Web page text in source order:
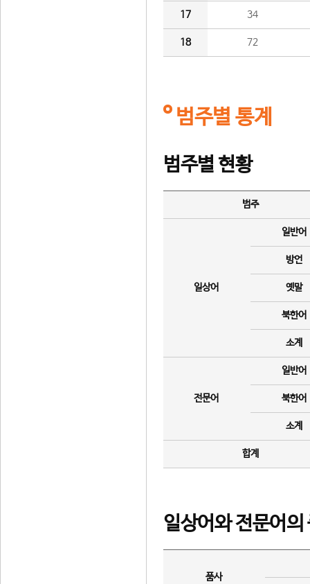
17 34
18 72
범주별 통계
범주별 현황
범주
일상어
일반어
방언
옛말
북한어
소계
전문어
일반어
북한어
소계
합계
일상어와 전문어의
품사